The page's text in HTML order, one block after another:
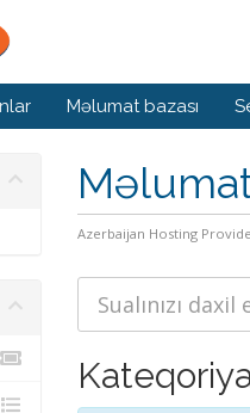
Məlumat bazası
Azerbaijan Hosting